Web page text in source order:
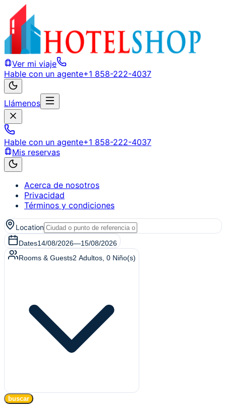
Ver mi viaje
Hable con un agente+1 858-222-4037
Llámenos
Hable con un agente+1 858-222-4037
Mis reservas
Acerca de nosotros
Privacidad
Términos y condiciones
Location
Dates14/08/2026—15/08/2026
Rooms & Guests2 Adultos 0 Niño(s)
buscar